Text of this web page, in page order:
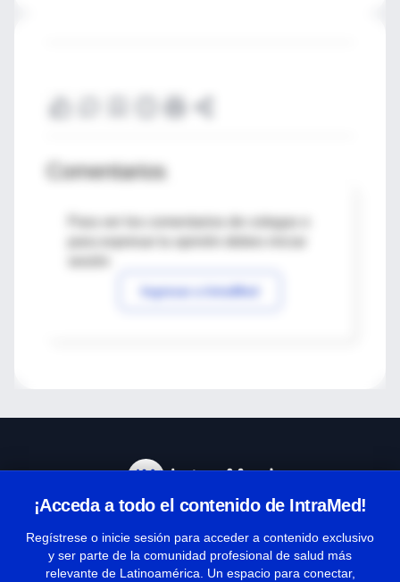
Comentarios
Para ver los comentarios de colegas o
Ingresar a IntraMed
¡Acceda a todo el contenido de IntraMed!
Regístrese o inicie sesión para acceder a contenido exclusivo
y ser parte de la comunidad profesional de salud más
relevante de Latinoamérica. Un espacio para conectar,